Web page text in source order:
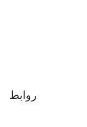
روابط